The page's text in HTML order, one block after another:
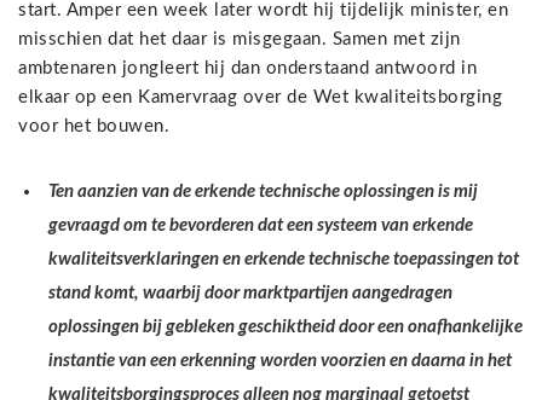
start. Amper een week later wordt hij tijdelijk minister, en
misschien dat het daar is misgegaan. Samen met zijn
ambtenaren jongleert hij dan onderstaand antwoord in
elkaar op een Kamervraag over de Wet kwaliteitsborging
voor het bouwen.
Ten aanzien van de erkende technische oplossingen is mij
gevraagd om te bevorderen dat een systeem van erkende
kwaliteitsverklaringen en erkende technische toepassingen tot
stand komt, waarbij door marktpartijen aangedragen
oplossingen bij gebleken geschiktheid door een onafhankelijke
instantie van een erkenning worden voorzien en daarna in het
kwaliteitsborgingsproces alleen nog marginaal getoetst